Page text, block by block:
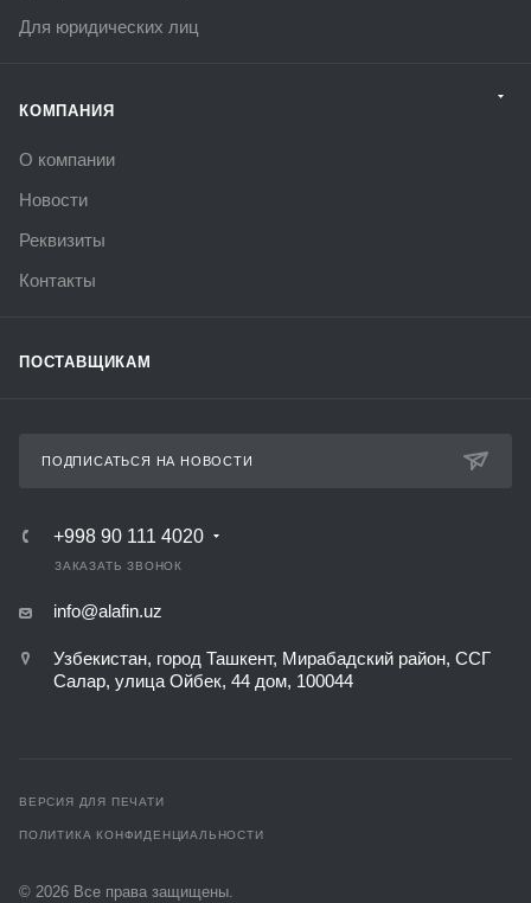
Для юридических лиц
КОМПАНИЯ
О компании
Новости
Реквизиты
Контакты
ПОСТАВЩИКАМ
ПОДПИСАТЬСЯ НА НОВОСТИ
+998 90 111 4020
ЗАКАЗАТЬ ЗВОНОК
info@alafin.uz
Узбекистан, город Ташкент, Мирабадский район, ССГ
Салар, улица Ойбек, 44 дом, 100044
ВЕРСИЯ ДЛЯ ПЕЧАТИ
ПОЛИТИКА КОНФИДЕНЦИАЛЬНОСТИ
© 2026 Все права защищены.